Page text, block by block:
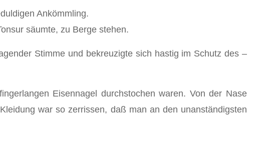
Ankömmling.
säumte, zu Berge stehen.
Stimme und bekreuzigte sich hastig im Schutz des –
Eisennagel durchstochen waren. Von der Nase
war so zerrissen, daß man an den unanständigsten